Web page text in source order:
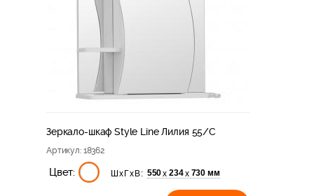
Зеркало-шкаф Style Line Лилия 55/С
Артикул: 18362
Цвет: ШхГхВ: 550х 234х 730 мм